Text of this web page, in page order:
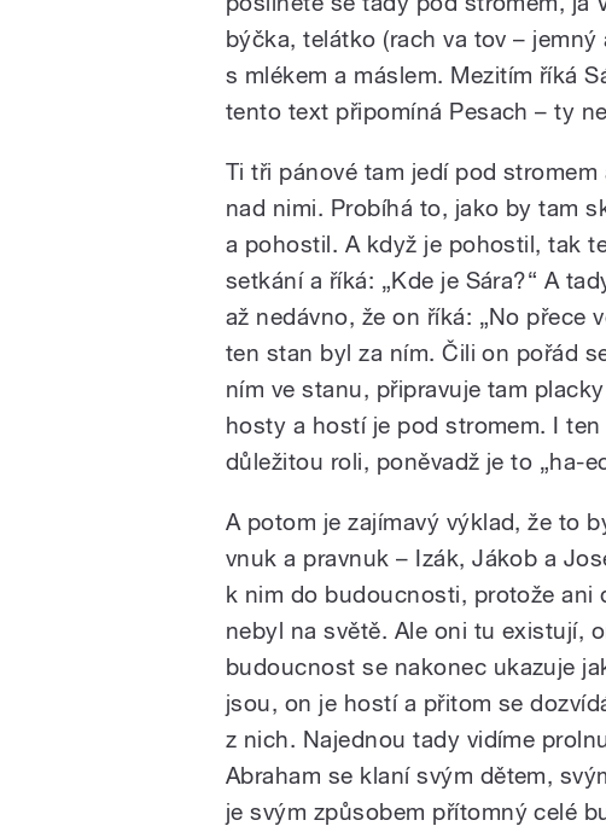
býčka, telátko (rach va tov –
s mlékem a máslem. Mezitím říká
tento text připomíná Pesach – ty
Ti tři pánové tam jedí pod
nad nimi. Probíhá to, jako by tam
a pohostil. A když je pohostil, tak
setkání a říká: „Kde je Sára?“ A
až nedávno, že on říká: „No přece
ten stan byl za ním. Čili on pořád
ním ve stanu, připravuje tam
hosty a hostí je pod stromem. I
důležitou roli, poněvadž je to „ha-
A potom je zajímavý výklad, že to
vnuk a pravnuk – Izák, Jákob a
k nim do budoucnosti, protože ani
nebyl na světě. Ale oni tu existují,
budoucnost se nakonec ukazuje
jsou, on je hostí a přitom se
z nich. Najednou tady vidíme
Abraham se klaní svým dětem,
je svým způsobem přítomný celé